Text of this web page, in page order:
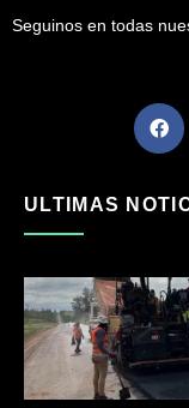
Seguinos en todas
ULTIMAS